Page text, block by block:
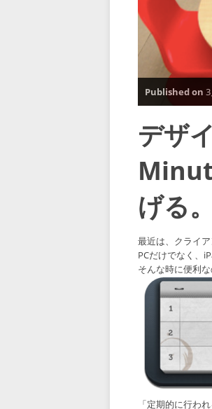
Published on
デザ
げる。
最近は、クライ
PCだけでなく、
そんな時に便利
「定期的に行わ